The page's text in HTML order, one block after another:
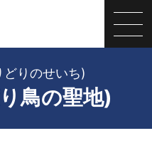
鳥の聖地)
りのせいち)